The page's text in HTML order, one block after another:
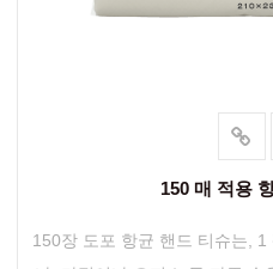
150 매 적용
150장 도포 항균 핸드 티슈는,